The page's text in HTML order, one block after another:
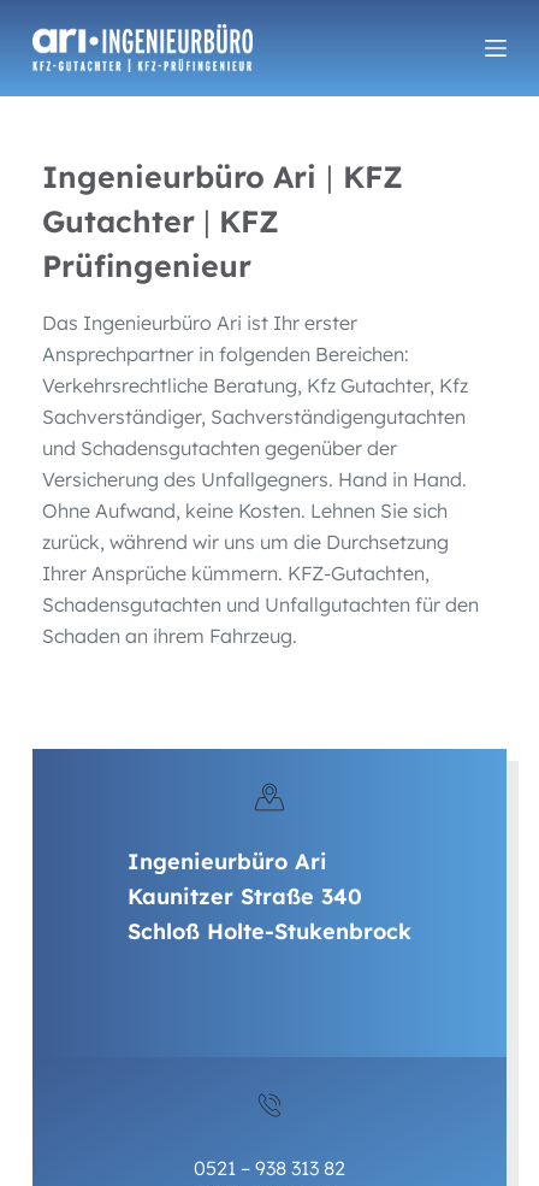
Z
u
m
Ingenieurbüro Ari | KFZ
Gutachter| KFZ
Prüfingenieur
Das Ingenieurbüro Ari ist Ihr erster
Ansprechpartner in folgenden Bereichen:
Verkehrsrechtliche Beratung, Kfz Gutachter, Kfz
Sachverständiger, Sachverständigengutachten
und Schadensgutachten gegenüber der
Versicherung des Unfallgegners. Hand in Hand.
Ohne Aufwand, keine Kosten. Lehnen Sie sich
zurück, während wir uns um die Durchsetzung
Ihrer Ansprüche kümmern. KFZ-Gutachten,
Schadensgutachten und Unfallgutachten für den
Schaden an ihrem Fahrzeug.
Ingenieurbüro Ari
Kaunitzer Straße 340
Schloß Holte-Stukenbrock
0521 – 938 313 82